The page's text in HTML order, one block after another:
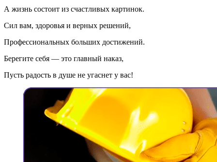
А жизнь состоит из счастливых картинок.
Сил вам, здоровья и верных решений,
Профессиональных больших достижений.
Берегите себя — это главный наказ,
Пусть радость в душе не угаснет у вас!